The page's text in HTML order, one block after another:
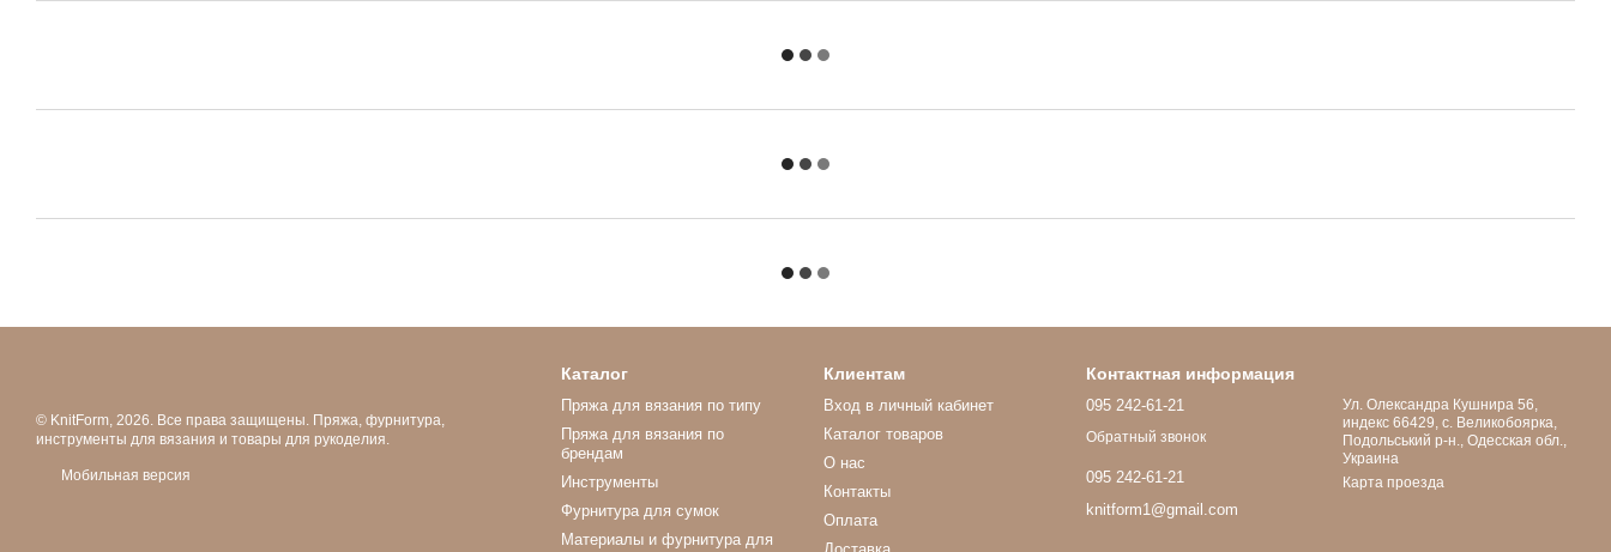
© KnitForm, 2026. Все права защищены. Пряжа, фурнитура,
инструменты для вязания и товары для рукоделия.
Мобильная версия
Каталог
Пряжа для вязания по типу
Пряжа для вязания по
брендам
Инструменты
Фурнитура для сумок
Материалы и фурнитура для
Клиентам
Вход в личный кабинет
Каталог товаров
О нас
Контакты
Оплата
Контактная информация
095 242-61-21
Обратный звонок
095 242-61-21
knitform1@gmail.com
Ул. Олександра Кушнира 56,
индекс 66429, с. Великобоярка,
Подольський р-н., Одесская обл.,
Украина
Карта проезда